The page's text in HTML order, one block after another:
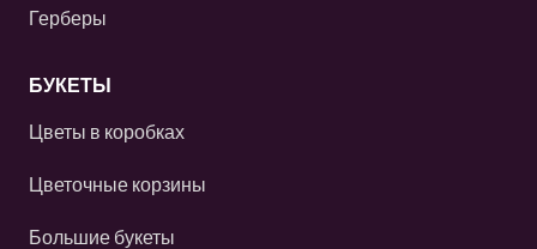
Герберы
БУКЕТЫ
Цветы в коробках
Цветочные корзины
Большие букеты